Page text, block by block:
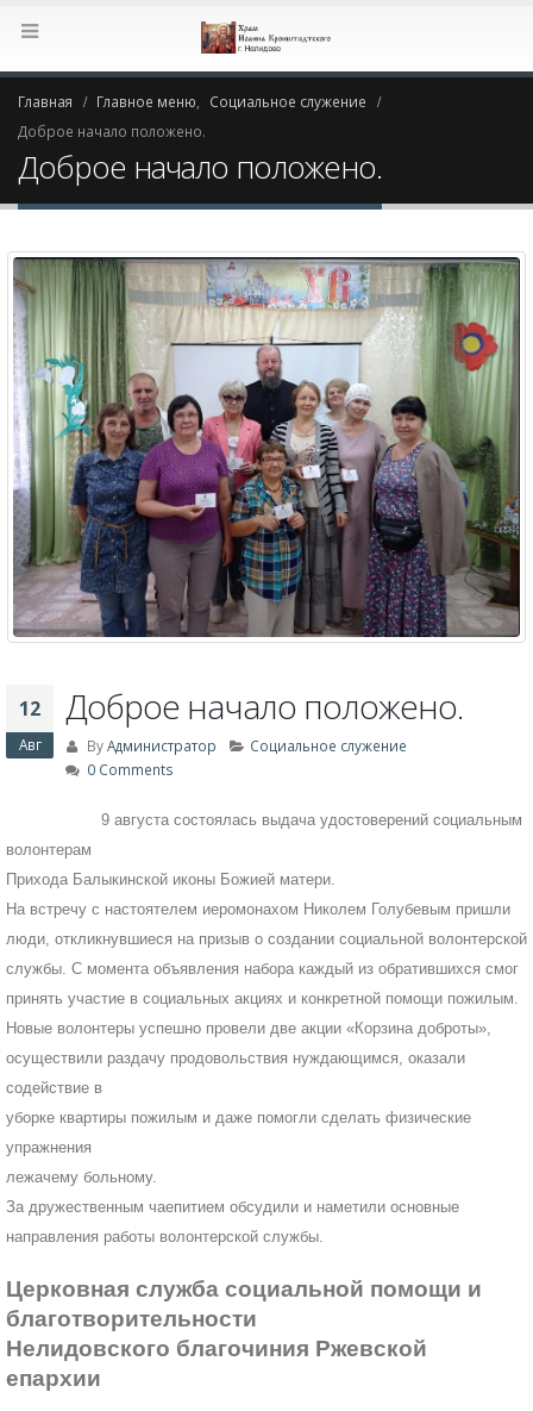
Главная Главное меню,
Социальное служение
Доброе начало положено.
Доброе начало положено.
12
Авг
Доброе начало положено.
ByАдминистратор
Социальное служение
0 Comments
9 августа состоялась выдача удостоверений социальным
волонтерам
Прихода Балыкинской иконы Божией матери.
На встречу с настоятелем иеромонахом Николем Голубевым пришли
люди, откликнувшиеся на призыв о создании социальной волонтерской
службы. С момента объявления набора каждый из обратившихся смог
принять участие в социальных акциях и конкретной помощи пожилым.
Новые волонтеры успешно провели две акции «Корзина доброты»,
осуществили раздачу продовольствия нуждающимся, оказали
содействие в
уборке квартиры пожилым и даже помогли сделать физические
упражнения
лежачему больному.
За дружественным чаепитием обсудили и наметили основные
направления работы волонтерской службы.
Церковная служба социальной помощи и
благотворительности
Нелидовского благочиния Ржевской
епархии